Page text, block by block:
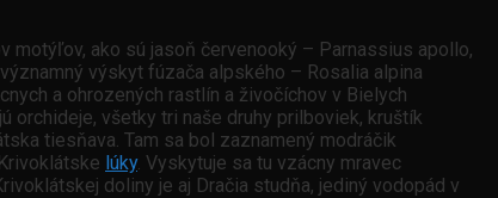
motýľov, ako sú jasoň červenooký – Parnassius apollo,
výskyt fúzača alpského – Rosalia alpina
a ohrozených rastlín a živočíchov v Bielych
orchideje, všetky tri naše druhy prilboviek, kruštík
tiesňava. Tam sa bol zaznamený modráčik
lúky. Vyskytuje sa tu vzácny mravec
doliny je aj Dračia studňa, jediný vodopád v